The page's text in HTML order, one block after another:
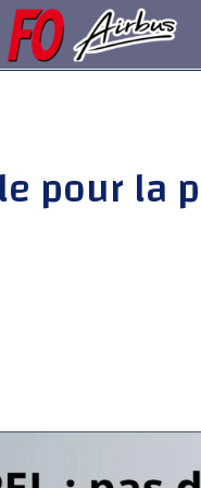
pour la